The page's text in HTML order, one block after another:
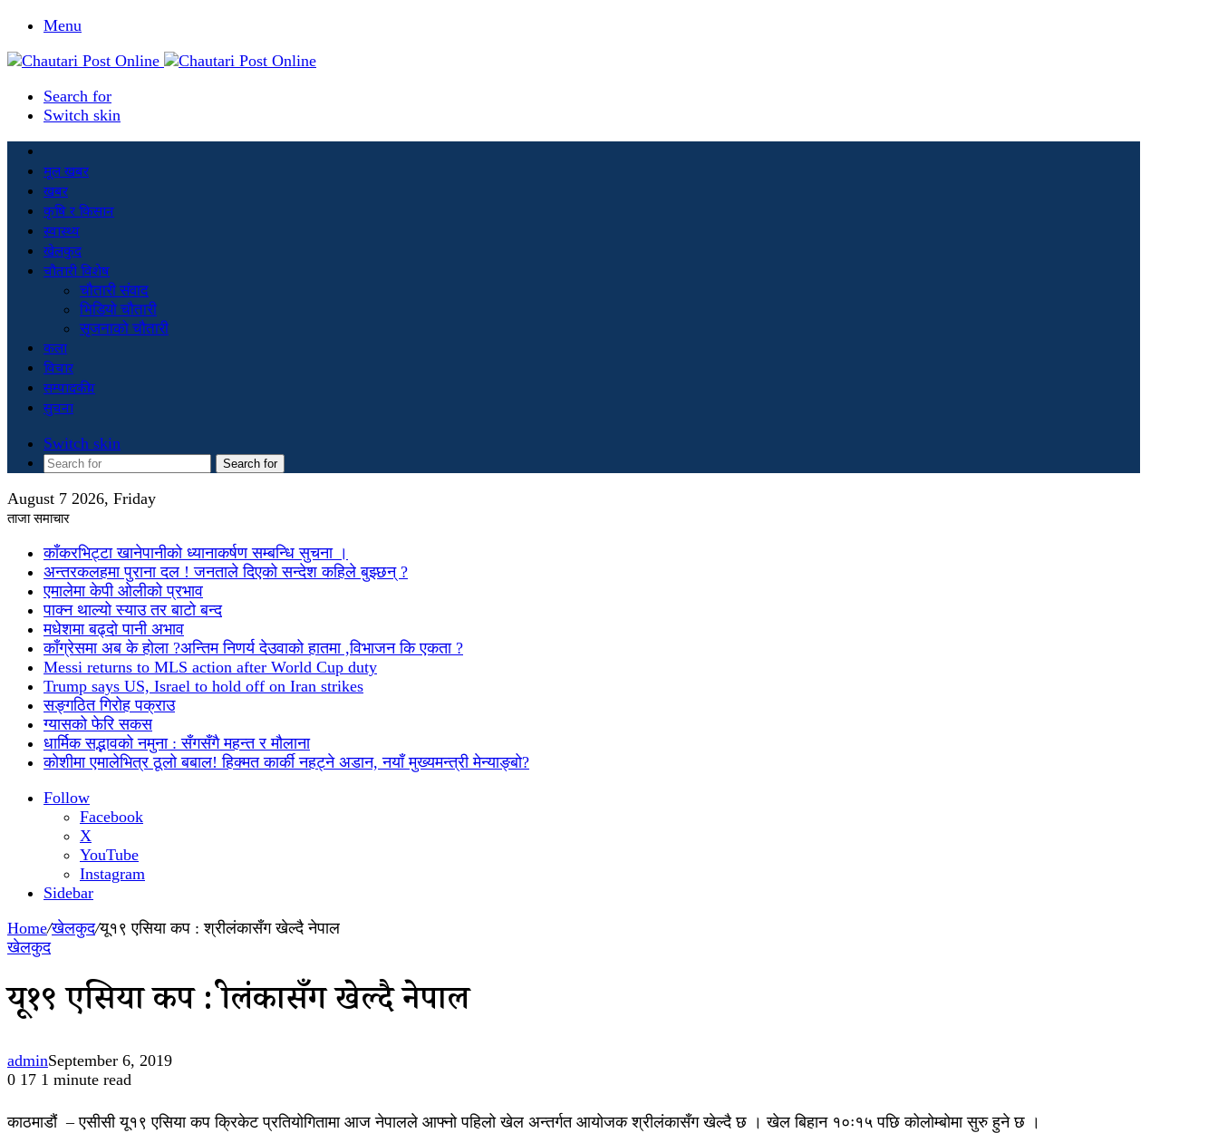
Menu
Search for
Switch skin
मूल खबर
खबर
कृषि र किसान
स्वास्थ्य
खेलकुद
चौतारी विशेष
चौतारी संवाद
भिडियो चौतारी
सृजनाको चौतारी
कला
विचार
सम्पादकीय
सुचना
Switch skin
Search for
August 7 2026, Friday
ताजा समाचार
काँकरभिट्टा खानेपानीको ध्यानाकर्षण सम्बन्धि सुचना ।
अन्तरकलहमा पुराना दल ! जनताले दिएको सन्देश कहिले बुझ्छन् ?
एमालेमा केपी ओलीको प्रभाव
पाक्न थाल्यो स्याउ तर बाटो बन्द
मधेशमा बढ्दो पानी अभाव
काँग्रेसमा अब के होला ?अन्तिम निणर्य देउवाको हातमा ,विभाजन कि एकता ?
Messi returns to MLS action after World Cup duty
Trump says US, Israel to hold off on Iran strikes
सङ्गठित गिरोह पक्राउ
ग्यासको फेरि सकस
धार्मिक सद्भावको नमुना : सँगसँगै महन्त र मौलाना
कोशीमा एमालेभित्र ठूलो बबाल! हिक्मत कार्की नहट्ने अडान, नयाँ मुख्यमन्त्री मेन्याङ्बो?
Follow
Facebook
X
YouTube
Instagram
Sidebar
Home/खेलकुद/यू१९ एसिया कप : श्रीलंकासँग खेल्दै नेपाल
खेलकुद
यू१९ एसिया कप : श्रीलंकासँग खेल्दै नेपाल
adminSeptember 6, 2019
0 17 1 minute read
काठमाडौं – एसीसी यू१९ एसिया कप क्रिकेट प्रतियोगितामा आज नेपालले आफ्नो पहिलो खेल अन्तर्गत आयोजक श्रीलंकासँग खेल्दै छ । खेल बिहान १०ः१५ पछि कोलोम्बोमा सुरु हुने छ ।